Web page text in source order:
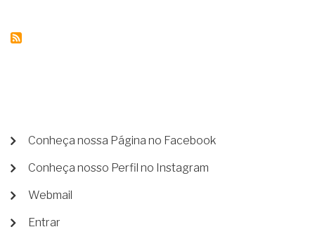
MENU
CONTA
DE
Conheça nossa Página no Facebook
Conheça nosso Perfil no Instagram
Webmail
Entrar